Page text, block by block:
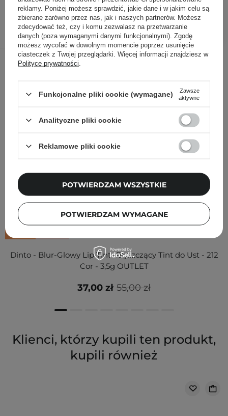
DODAJ DO KOSZYKA
Inni klienci sprawdzali również
Dinto - Blur-Glowy Lip Tint -Błyszczący Tint do Ust - 212
Cor - 3,5g OUTLET
55,00 zł
37,00 zł
Klienci, którzy kupili ten produkt,
kupili również
reklamy. Poniżej możesz sprawdzić, jakie dane i w jakim celu są
zbierane zarówno przez nas, jak i naszych partnerów. Możesz
zdecydować też, czy i komu zezwalasz na przetwarzanie
danych (poza wymaganymi danymi funkcjonalnymi). Zgodę
możesz wycofać w dowolnym momencie poprzez usunięcie
ciasteczek z Twojej przeglądarki. Więcej informacji znajdziesz w
Polityce prywatności
Funkcjonalne pliki cookie (wymagane)
Zawsze
aktywne
Analityczne pliki cookie
Reklamowe pliki cookie
POTWIERDZAM WYMAGANE
POTWIERDZAM WSZYSTKIE